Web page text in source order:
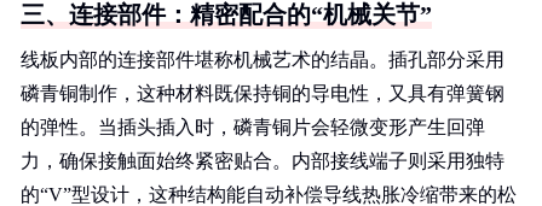
三、连接部件：精密配合的“机械关节”
线板内部的连接部件堪称机械艺术的结晶。插孔部分采用
磷青铜制作，这种材料既保持铜的导电性，又具有弹簧钢
的弹性。当插头插入时，磷青铜片会轻微变形产生回弹
力，确保接触面始终紧密贴合。内部接线端子则采用独特
的“V”型设计，这种结构能自动补偿导线热胀冷缩带来的松